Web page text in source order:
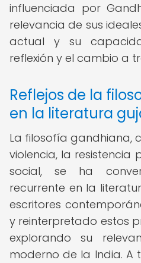
influenciada por
relevancia de sus
actual y su
reflexión y el cambio a
Reflejos de la
en la literatura
La filosofía gandhiana,
violencia, la
social, se ha
recurrente en la
escritores
y reinterpretado estos
explorando su
moderno de la India. A